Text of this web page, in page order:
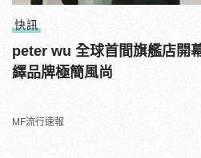
快訊
peter wu 全球首間旗艦店開
繹品牌極簡風尚
MF流行速報